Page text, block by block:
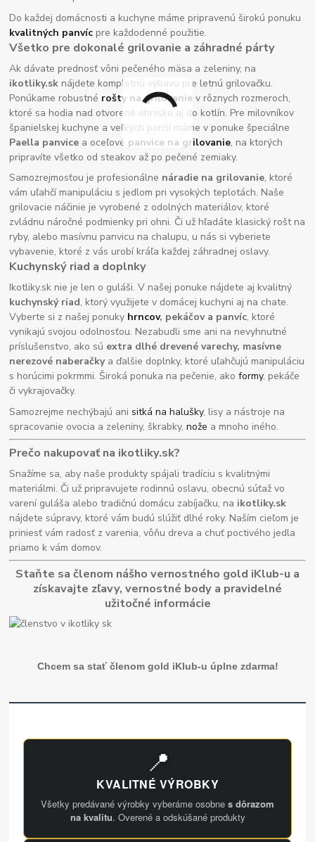
Do každej domácnosti a kuchyne máme pripravenú širokú ponuku
kvalitných panvíc pre každodenné použitie.
Všetko pre dokonalé grilovanie a záhradné párty
Ak dávate prednosť vôni pečeného mäsa a zeleniny, na
ikotliky.sk nájdete kompletnú výbavu pre letnú grilovačku.
Ponúkame robustné rošty na grilovanie v rôznych rozmeroch,
ktoré sa hodia nad otvorené ohnisko aj do kotlín. Pre milovníkov
španielskej kuchyne a veľkých porcií máme v ponuke špeciálne
Paella panvice a oceľové panvice na grilovanie, na ktorých
pripravíte všetko od steakov až po pečené zemiaky.
Samozrejmosťou je profesionálne náradie na grilovanie, ktoré
vám uľahčí manipuláciu s jedlom pri vysokých teplotách. Naše
grilovacie náčinie je vyrobené z odolných materiálov, ktoré
zvládnu náročné podmienky pri ohni. Či už hľadáte klasický rošt na
ryby, alebo masívnu panvicu na chalupu, u nás si vyberiete
vybavenie, ktoré z vás urobí kráľa každej záhradnej oslavy.
Kuchynský riad a doplnky
Ikotliky.sk nie je len o guláši. V našej ponuke nájdete aj kvalitný
kuchynský riad, ktorý využijete v domácej kuchyni aj na chate.
Vyberte si z našej ponuky hrncov, pekáčov a panvíc, ktoré
vynikajú svojou odolnosťou. Nezabudli sme ani na nevyhnutné
príslušenstvo, ako sú extra dlhé drevené varechy, masívne
nerezové naberačkya ďalšie doplnky, ktoré uľahčujú manipuláciu
s horúcimi pokrmmi. Široká ponuka na pečenie, akoformy, pekáče
či vykrajovačky.
Samozrejme nechýbajú anisitká na halušky, lisy a nástroje na
spracovanie ovocia a zeleniny, škrabky,nože a mnoho iného.
Prečo nakupovať na ikotliky.sk?
Snažíme sa, aby naše produkty spájali tradíciu s kvalitnými
materiálmi. Či už pripravujete rodinnú oslavu, obecnú súťaž vo
varení guláša alebo tradičnú domácu zabíjačku, na ikotliky.sk
nájdete súpravy, ktoré vám budú slúžiť dlhé roky. Naším cieľom je
priniesť vám radosť z varenia, vôňu dreva a chuť poctivého jedla
priamo k vám domov.
Staňte sa členom nášho vernostného gold iKlub-u a
získavajte zľavy, vernostné body a pravidelné
užitočné informácie
Chcem sa stať členom gold iKlub-u úplne zdarma!
📍
KVALITNÉ VÝROBKY
Všetky predávané výrobky vyberáme osobne s dôrazom
na kvalitu. Overené a odskúšané produkty